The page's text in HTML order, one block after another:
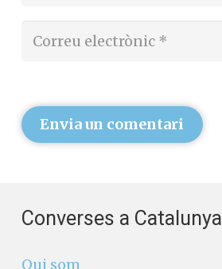
Envia un comentari
Converses a Catalunya
Qui som